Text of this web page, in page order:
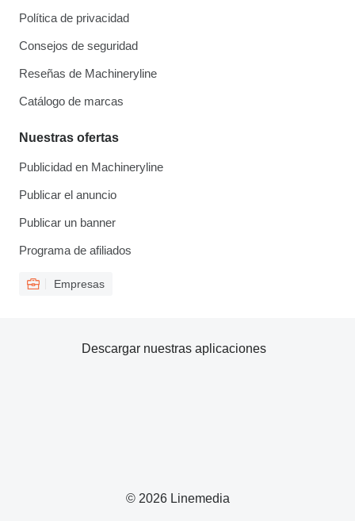
Política de privacidad
Consejos de seguridad
Reseñas de Machineryline
Catálogo de marcas
Nuestras ofertas
Publicidad en Machineryline
Publicar el anuncio
Publicar un banner
Programa de afiliados
Empresas
© 2026 Linemedia
Descargar nuestras aplicaciones